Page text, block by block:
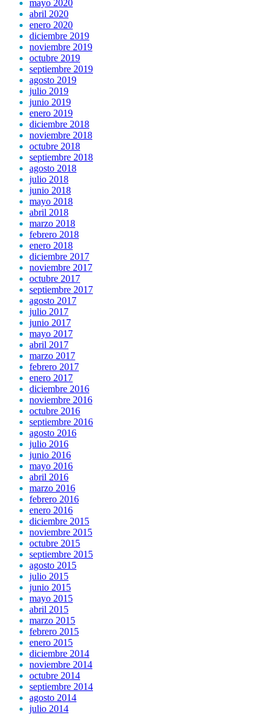
mayo 2020
abril 2020
enero 2020
diciembre 2019
noviembre 2019
octubre 2019
septiembre 2019
agosto 2019
julio 2019
junio 2019
enero 2019
diciembre 2018
noviembre 2018
octubre 2018
septiembre 2018
agosto 2018
julio 2018
junio 2018
mayo 2018
abril 2018
marzo 2018
febrero 2018
enero 2018
diciembre 2017
noviembre 2017
octubre 2017
septiembre 2017
agosto 2017
julio 2017
junio 2017
mayo 2017
abril 2017
marzo 2017
febrero 2017
enero 2017
diciembre 2016
noviembre 2016
octubre 2016
septiembre 2016
agosto 2016
julio 2016
junio 2016
mayo 2016
abril 2016
marzo 2016
febrero 2016
enero 2016
diciembre 2015
noviembre 2015
octubre 2015
septiembre 2015
agosto 2015
julio 2015
junio 2015
mayo 2015
abril 2015
marzo 2015
febrero 2015
enero 2015
diciembre 2014
noviembre 2014
octubre 2014
septiembre 2014
agosto 2014
julio 2014